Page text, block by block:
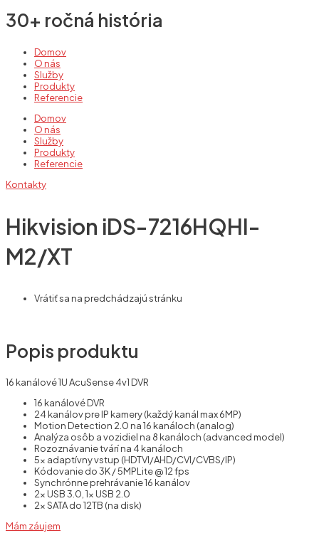
30+ ročná história
Domov
O nás
Služby
Produkty
Referencie
Domov
O nás
Služby
Produkty
Referencie
Kontakty
Hikvision iDS-7216HQHI-
M2/XT
Vrátiť sa na predchádzajú stránku
Popis produktu
16 kanálové 1U AcuSense 4v1 DVR
16 kanálové DVR
24 kanálov pre IP kamery (každý kanál max 6MP)
Motion Detection 2.0 na 16 kanáloch (analog)
Analýza osôb a vozidiel na 8 kanáloch (advanced model)
Rozoznávanie tvárí na 4 kanáloch
5x adaptívny vstup (HDTVI/AHD/CVI/CVBS/IP)
Kódovanie do 3K / 5MPLite @ 12 fps
Synchrónne prehrávanie 16 kanálov
2x USB 3.0, 1x USB 2.0
2x SATA do 12TB (na disk)
Mám záujem